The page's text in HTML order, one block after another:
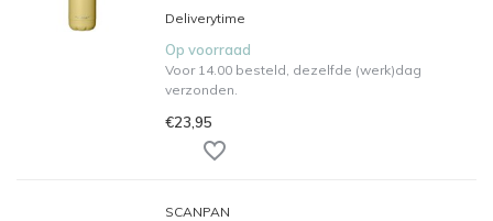
Deliverytime
Op voorraad
Voor 14.00 besteld, dezelfde (werk)dag
verzonden.
€23,95
SCANPAN